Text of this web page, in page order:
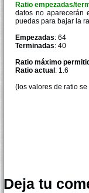
Ratio empezadas/
datos no aparecerán
puedas para bajar la
Empezadas: 64
Terminadas: 40
Ratio máximo
Ratio actual : 1.6
(los valores de ratio
Deja tu